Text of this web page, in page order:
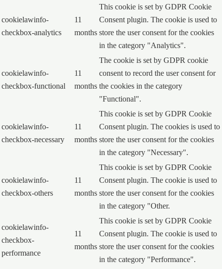
cookielawinfo-
checkbox-analytics
11
months
This cookie is set by GDPR Cookie
Consent plugin. The cookie is used to
store the user consent for the cookies
in the category "Analytics".
cookielawinfo-
checkbox-functional
11
months
The cookie is set by GDPR cookie
consent to record the user consent for
the cookies in the category
"Functional".
cookielawinfo-
checkbox-necessary
11
months
This cookie is set by GDPR Cookie
Consent plugin. The cookies is used to
store the user consent for the cookies
in the category "Necessary".
cookielawinfo-
checkbox-others
11
months
This cookie is set by GDPR Cookie
Consent plugin. The cookie is used to
store the user consent for the cookies
in the category "Other.
cookielawinfo-
checkbox-
performance
11
months
This cookie is set by GDPR Cookie
Consent plugin. The cookie is used to
store the user consent for the cookies
in the category "Performance".